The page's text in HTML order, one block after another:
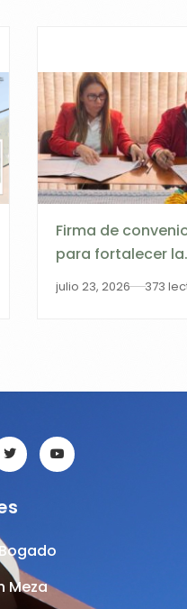
Firma de
para fortalecer la
gobernanza
julio 23, 2026 373
Meza